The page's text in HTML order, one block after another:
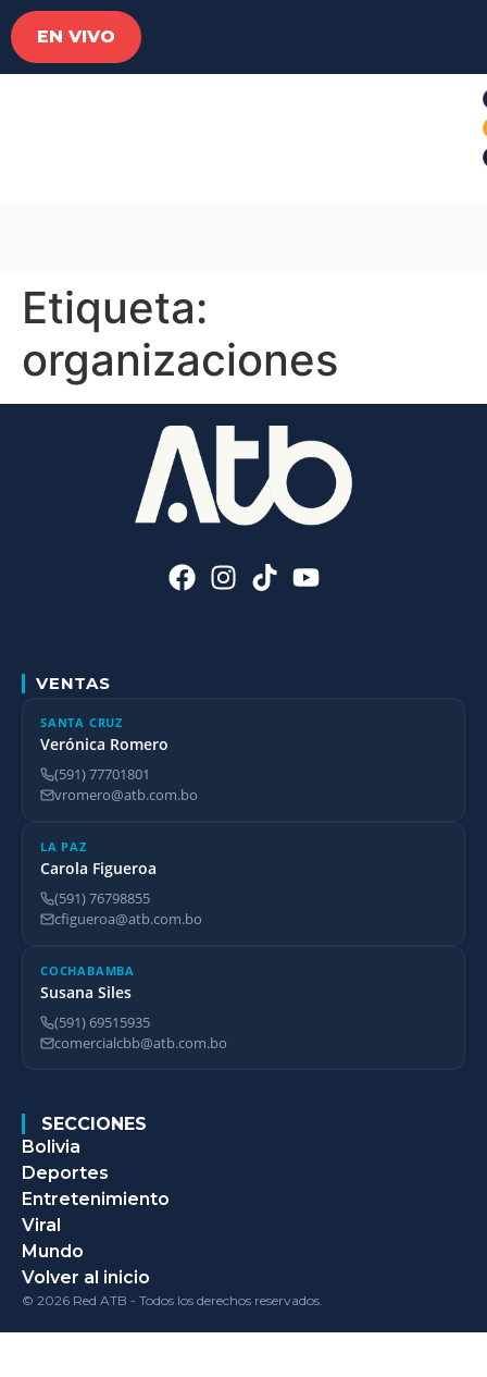
EN VIVO
Etiqueta:
organizaciones
VENTAS
SANTA CRUZ
Verónica Romero
(591) 77701801
vromero@atb.com.bo
LA PAZ
Carola Figueroa
(591) 76798855
cfigueroa@atb.com.bo
COCHABAMBA
Susana Siles
(591) 69515935
comercialcbb@atb.com.bo
SECCIONES
Bolivia
Deportes
Entretenimiento
Viral
Mundo
Volver al inicio
© 2026 Red ATB - Todos los derechos reservados.